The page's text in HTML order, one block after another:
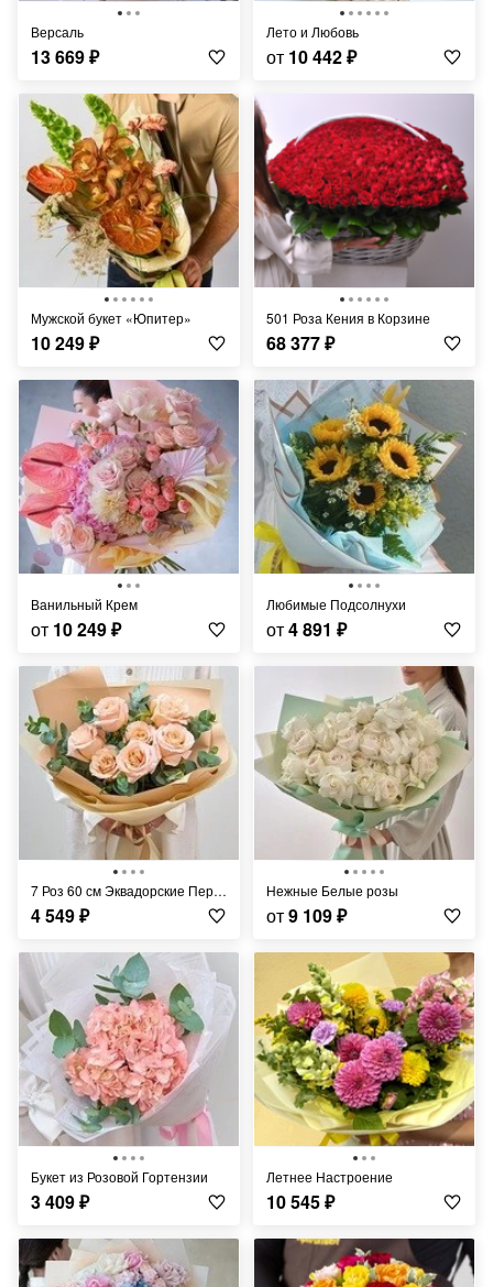
Версаль
13 669₽
Лето и Любовь
от 10 442₽
Мужской букет «Юпитер»
10 249₽
501 Роза Кения в Корзине
68 377₽
Ванильный Крем
от 10 249₽
Любимые Подсолнухи
от4 891 ₽
7 Роз 60 см Эквадорские Персиковые Шиммер
4 549₽
Нежные Белые розы
от9 109₽
Букет из Розовой Гортензии
3 409₽
Летнее Настроение
10 545₽